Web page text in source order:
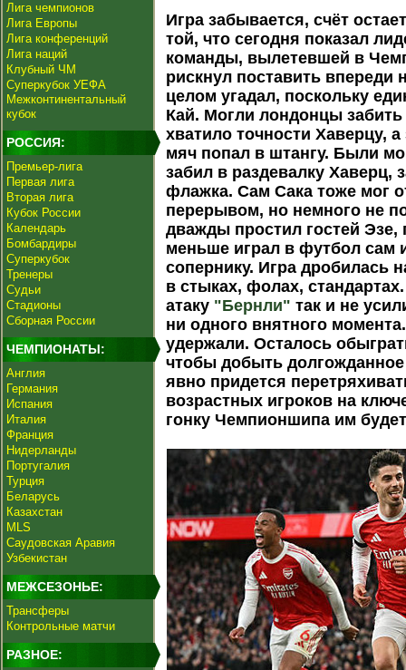
Лига чемпионов
Лига Европы
Лига конференций
Лига наций
Клубный ЧМ
Суперкубок УЕФА
Межконтинентальный
кубок
РОССИЯ:
Премьер-лига
Первая лига
Вторая лига
Кубок России
Календарь
Бомбардиры
Суперкубок
Тренеры
Судьи
Стадионы
Сборная России
ЧЕМПИОНАТЫ:
Англия
Германия
Испания
Италия
Франция
Нидерланды
Португалия
Турция
Беларусь
Казахстан
MLS
Саудовская Аравия
Узбекистан
МЕЖСЕЗОНЬЕ:
Трансферы
Контрольные матчи
РАЗНОЕ:
Игра забывается, счёт
той, что сегодня показал
команды, вылетевшей в
рискнул поставить впереди
целом угадал, поскольку
Кай. Могли лондонцы
хватило точности Хаверцу,
мяч попал в штангу. Были
забил в раздевалку Хаверц,
флажка. Сам Сака тоже мог
перерывом, но немного не
дважды простил гостей
меньше играл в футбол сам
сопернику. Игра дробилась
в стыках, фолах,
атаку "Бернли" так и не
ни одного внятного
удержали. Осталось
чтобы добыть
явно придется
возрастных игроков на
гонку Чемпионшипа им